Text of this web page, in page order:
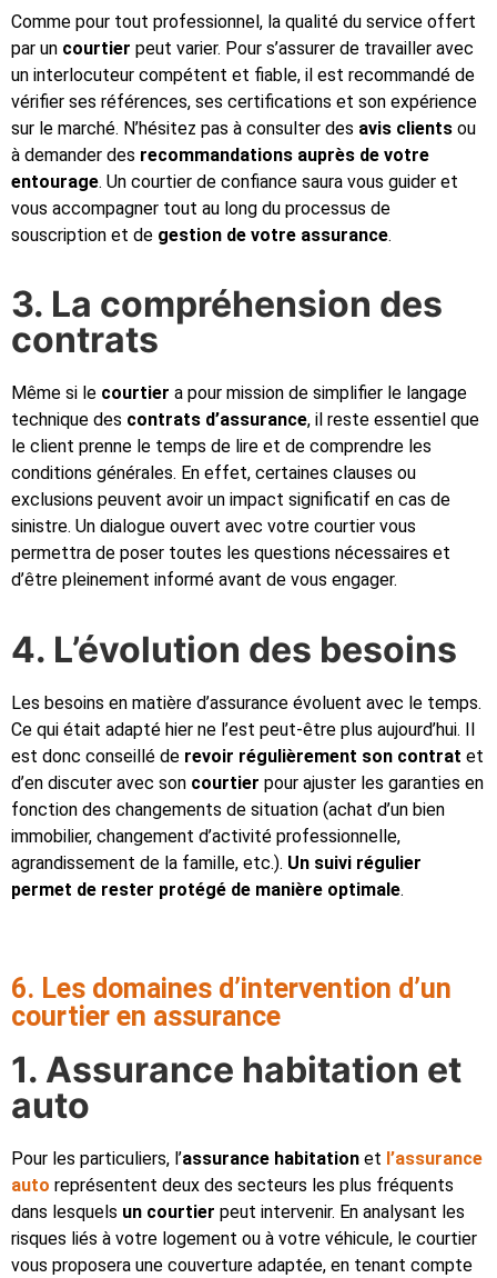
Comme pour tout professionnel, la qualité du service offert
par un courtier peut varier. Pour s’assurer de travailler avec
un interlocuteur compétent et fiable, il est recommandé de
vérifier ses références, ses certifications et son expérience
sur le marché. N’hésitez pas à consulter des avis clients ou
à demander des recommandations auprès de votre
entourage. Un courtier de confiance saura vous guider et
vous accompagner tout au long du processus de
souscription et de gestion de votre assurance.
3. La compréhension des
contrats
Même si le courtier a pour mission de simplifier le langage
technique des contrats d’assurance, il reste essentiel que
le client prenne le temps de lire et de comprendre les
conditions générales. En effet, certaines clauses ou
exclusions peuvent avoir un impact significatif en cas de
sinistre. Un dialogue ouvert avec votre courtier vous
permettra de poser toutes les questions nécessaires et
d’être pleinement informé avant de vous engager.
4. L’évolution des besoins
Les besoins en matière d’assurance évoluent avec le temps.
Ce qui était adapté hier ne l’est peut-être plus aujourd’hui. Il
est donc conseillé de revoir régulièrement son contrat et
d’en discuter avec son courtier pour ajuster les garanties en
fonction des changements de situation (achat d’un bien
immobilier, changement d’activité professionnelle,
agrandissement de la famille, etc.). Un suivi régulier
permet de rester protégé de manière optimale.
6. Les domaines d’intervention d’un
courtier en assurance
1. Assurance habitation et
auto
Pour les particuliers, l’assurance habitation et l’assurance
auto représentent deux des secteurs les plus fréquents
dans lesquels un courtier peut intervenir. En analysant les
risques liés à votre logement ou à votre véhicule, le courtier
vous proposera une couverture adaptée, en tenant compte